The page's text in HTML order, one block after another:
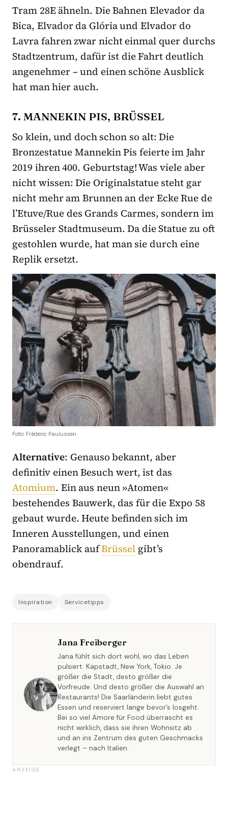
Tram 28E ähneln. Die Bahnen Elevador da
Bica, Elvador da Glória und Elvador do
Lavra fahren zwar nicht einmal quer durchs
Stadtzentrum, dafür ist die Fahrt deutlich
angenehmer – und einen schöne Ausblick
hat man hier auch.
7. MANNEKIN PIS, BRÜSSEL
So klein, und doch schon so alt: Die
Bronzestatue Mannekin Pis feierte im Jahr
2019 ihren 400. Geburtstag! Was viele aber
nicht wissen: Die Originalstatue steht gar
nicht mehr am Brunnen an der Ecke Rue de
l’Etuve/Rue des Grands Carmes, sondern im
Brüsseler Stadtmuseum. Da die Statue zu oft
gestohlen wurde, hat man sie durch eine
Replik ersetzt.
Foto: Fréderic Paulussen
Alternative: Genauso bekannt, aber
definitiv einen Besuch wert, ist das
Atomium. Ein aus neun »Atomen«
bestehendes Bauwerk, das für die Expo 58
gebaut wurde. Heute befinden sich im
Inneren Ausstellungen, und einen
Panoramablick aufBrüssel gibt’s
obendrauf.
Inspiration Servicetipps
Jana Freiberger
Jana fühlt sich dort wohl, wo das Leben
pulsiert. Kapstadt, New York, Tokio. Je
größer die Stadt, desto größer die
Vorfreude. Und desto größer die Auswahl an
Restaurants! Die Saarländerin liebt gutes
Essen und reserviert lange bevor’s losgeht.
Bei so viel Amore für Food überrascht es
nicht wirklich, dass sie ihren Wohnsitz ab
und an ins Zentrum des guten Geschmacks
verlegt – nach Italien.
ANZEIGE